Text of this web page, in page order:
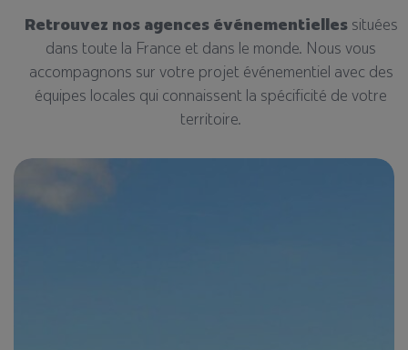
Retrouvez nos agences événementiellessituées
dans toute la France et dans le monde. Nous vous
accompagnons sur votre projet événementiel avec des
équipes locales qui connaissent la spécificité de votre
territoire.